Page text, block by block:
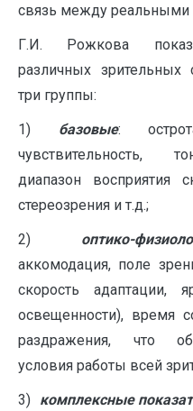
связь между реальными
Г.И. Рожкова
различных зрительных
три группы:
1) базовые:
чувствительность,
диапазон восприятия
стереозрения и т.д.;
2) оптико-
аккомодация, поле
скорость адаптации,
освещенности), время
раздражения, что
условия работы всей
3) комплексные